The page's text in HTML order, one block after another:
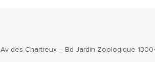
Av des Chartreux – Bd Jardin Zoologique